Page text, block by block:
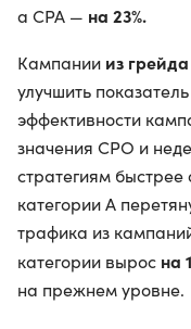
а СРА — на 23%.
Кампании из
улучшить
эффективности
значения СРO и
стратегиям быстрее
категории А
трафика из
категории вырос на
на прежнем уровне.